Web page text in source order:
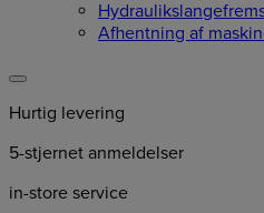
Afhentning af
Hurtig levering
5-stjernet anmeldelser
in-store service